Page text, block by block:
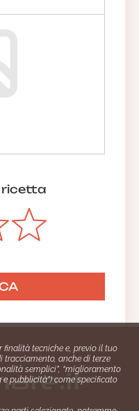
ricetta
tecniche e, previo il tuo
tracciamento, anche di terze
semplici”, “miglioramento
e pubblicità”) come specificato